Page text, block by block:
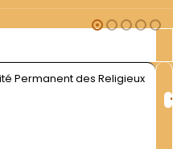
Permanent des Religieux